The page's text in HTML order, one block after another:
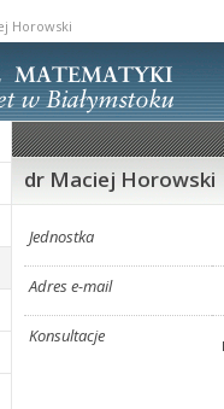
Horowski
dr Maciej Horowski
Jednostka
Adres e-mail
Konsultacje